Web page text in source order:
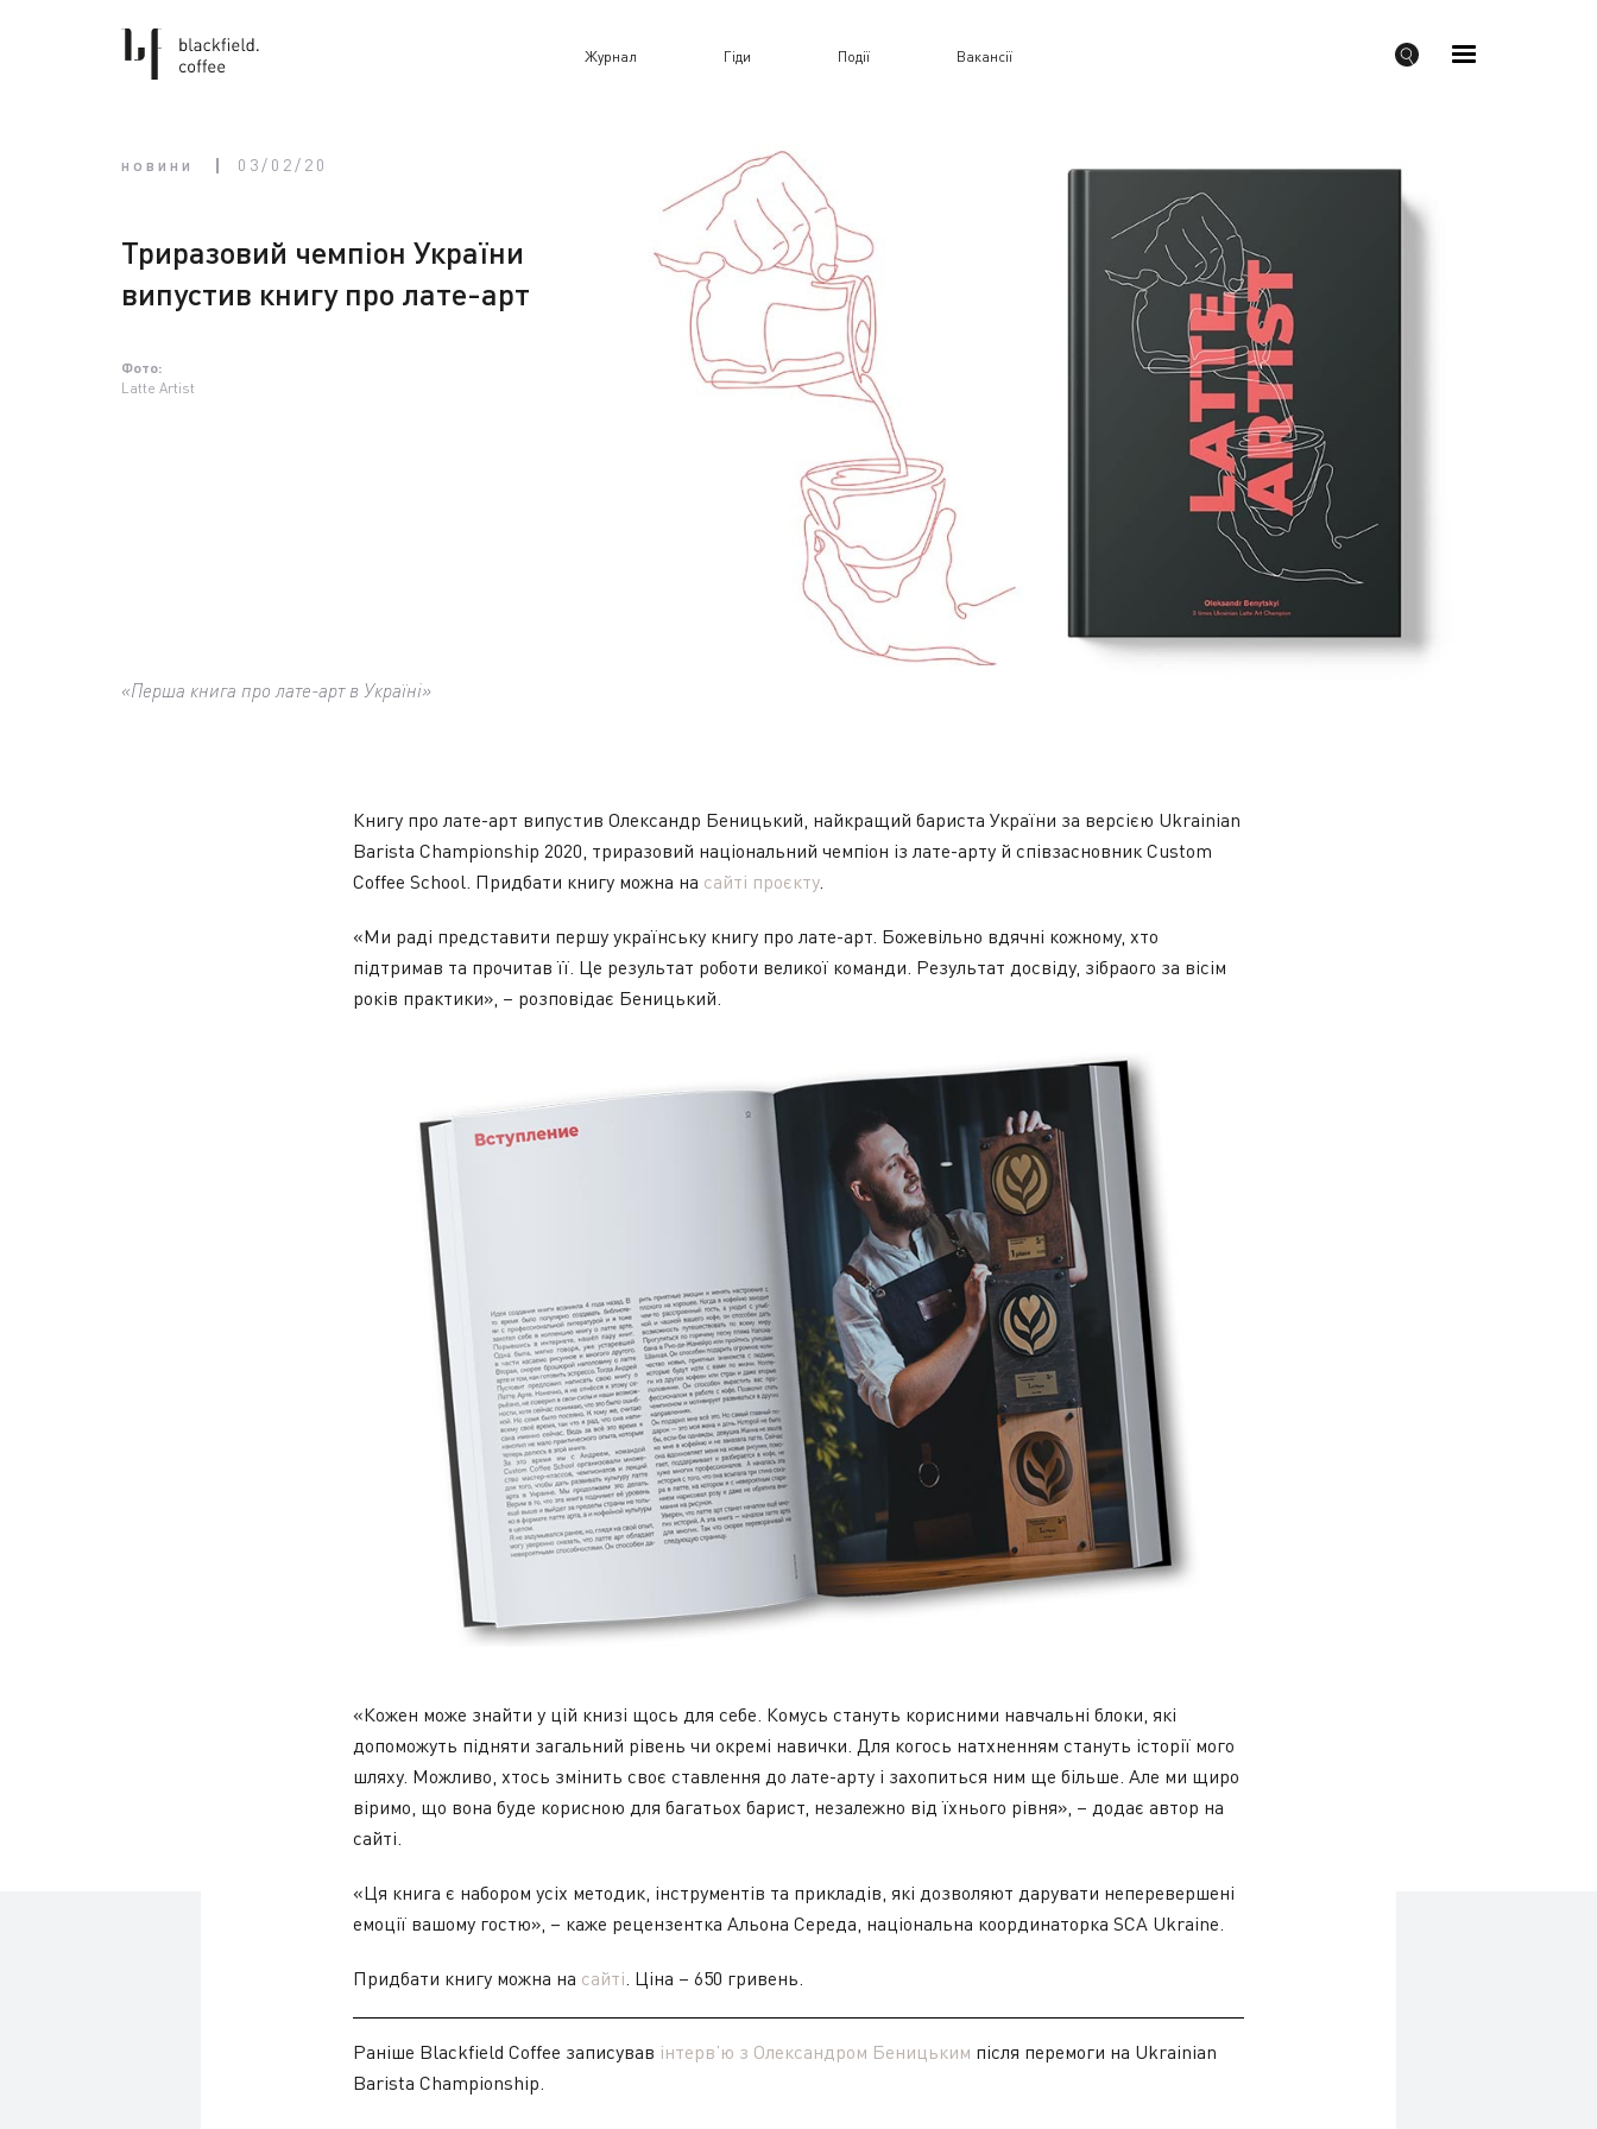
Журнал Гіди Події Вакансії
новини 03/02/20
Триразовий чемпіон України
випустив книгу про лате-арт
Фото:
Latte Artist
«Перша книга про лате-арт в Україні»
Книгу про лате-арт випустив Олександр Беницький, найкращий бариста України за версією Ukrainian
Barista Championship 2020, триразовий національний чемпіон із лате-арту й співзасновник Custom
Coffee School. Придбати книгу можна на сайті проєкту.
«Ми раді представити першу українську книгу про лате-арт. Божевільно вдячні кожному, хто
підтримав та прочитав її. Це результат роботи великої команди. Результат досвіду, зібраого за вісім
років практики», – розповідає Беницький.
«Кожен може знайти у цій книзі щось для себе. Комусь стануть корисними навчальні блоки, які
допоможуть підняти загальний рівень чи окремі навички. Для когось натхненням стануть історії мого
шляху. Можливо, хтось змінить своє ставлення до лате-арту і захопиться ним ще більше. Але ми щиро
віримо, що вона буде корисною для багатьох барист, незалежно від їхнього рівня», – додає автор на
сайті.
«Ця книга є набором усіх методик, інструментів та прикладів, які дозволяют дарувати неперевершені
емоції вашому гостю», – каже рецензентка Альона Середа, національна координаторка SCA Ukraine.
Придбати книгу можна на сайті. Ціна – 650 гривень.
Раніше Blackfield Coffee записував інтерв’ю з Олександром Беницьким після перемоги на Ukrainian
Barista Championship.